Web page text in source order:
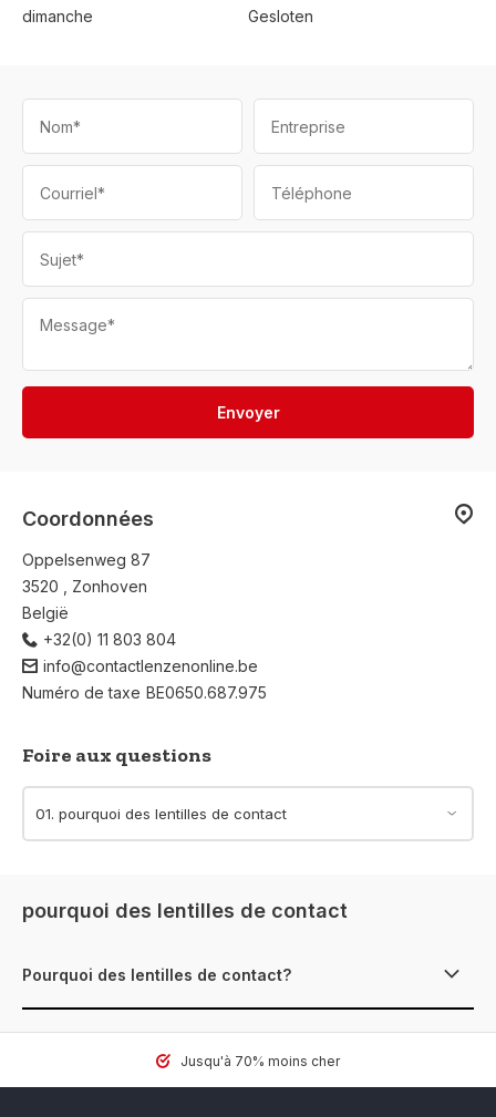
dimanche
Gesloten
Envoyer
Coordonnées
Oppelsenweg 87
3520 , Zonhoven
België
+32(0) 11 803 804
info@contactlenzenonline.be
Numéro de taxe BE0650.687.975
Foire aux questions
pourquoi des lentilles de contact
Pourquoi des lentilles de contact?
Jusqu'à 70% moins cher